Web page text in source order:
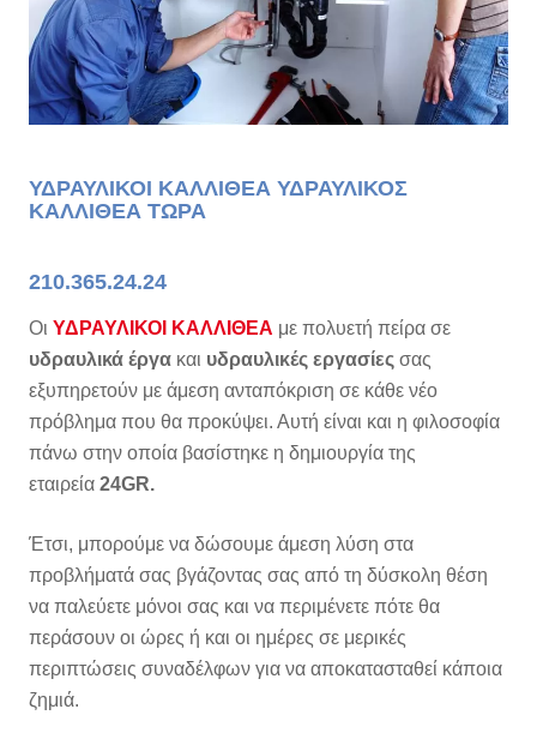
ΥΔΡΑΥΛΙΚΟΙ ΚΑΛΛΙΘΕΑ ΥΔΡΑΥΛΙΚΟΣ
ΚΑΛΛΙΘΕΑ ΤΩΡΑ
210.365.24.24
Οι ΥΔΡΑΥΛΙΚΟΙ ΚΑΛΛΙΘΕΑ με πολυετή πείρα σε
υδραυλικά έργα και υδραυλικές εργασίες σας
εξυπηρετούν με άμεση ανταπόκριση σε κάθε νέο
πρόβλημα που θα προκύψει. Αυτή είναι και η φιλοσοφία
πάνω στην οποία βασίστηκε η δημιουργία της
εταιρεία 24GR.
Έτσι, μπορούμε να δώσουμε άμεση λύση στα
προβλήματά σας βγάζοντας σας από τη δύσκολη θέση
να παλεύετε μόνοι σας και να περιμένετε πότε θα
περάσουν οι ώρες ή και οι ημέρες σε μερικές
περιπτώσεις συναδέλφων για να αποκατασταθεί κάποια
ζημιά.